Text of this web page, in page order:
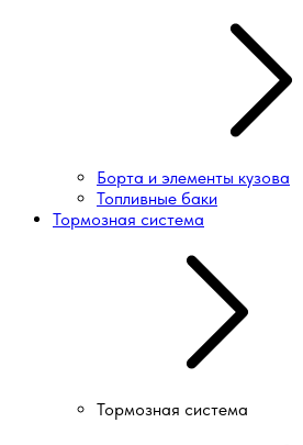
Борта и элементы кузова
Топливные баки
Тормозная система
Тормозная система